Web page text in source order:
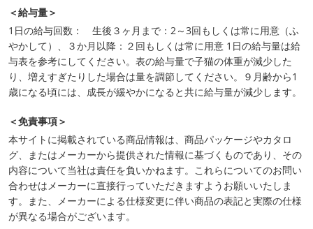
＜給与量＞
1日の給与回数： 生後３ヶ月まで：2～3回もしくは常に用意（ふ
やかして）、３か月以降：２回もしくは常に用意 1日の給与量は給
与表を参考にしてください。表の給与量で子猫の体重が減少した
り、増えすぎたりした場合は量を調節してください。９月齢から1
歳になる頃には、成長が緩やかになると共に給与量が減少します。
＜免責事項＞
本サイトに掲載されている商品情報は、商品パッケージやカタロ
グ、またはメーカーから提供された情報に基づくものであり、その
内容について当社は責任を負いかねます。これらについてのお問い
合わせはメーカーに直接行っていただきますようお願いいたしま
す。また、メーカーによる仕様変更に伴い商品の表記と実際の仕様
が異なる場合がございます。